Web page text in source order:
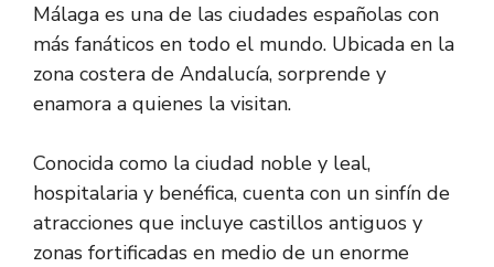
Málaga es una de las ciudades españolas con
más fanáticos en todo el mundo. Ubicada en la
zona costera de Andalucía, sorprende y
enamora a quienes la visitan.
Conocida como la ciudad noble y leal,
hospitalaria y benéfica, cuenta con un sinfín de
atracciones que incluye castillos antiguos y
zonas fortificadas en medio de un enorme